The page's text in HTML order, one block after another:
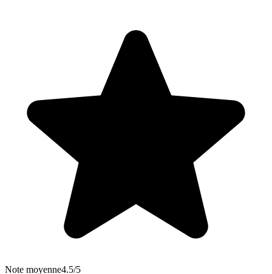
Note moyenne4.5/5